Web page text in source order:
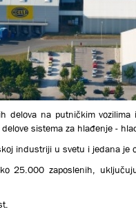
delova na putničkim vozilima
sistema za hlađenje -
industriji u svetu i jedana
25.000 zaposlenih,